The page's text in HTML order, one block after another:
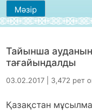
Мәзір
Тайынша
тағайындалды
03.02.2017 | 3,472 рет
Қазақстан